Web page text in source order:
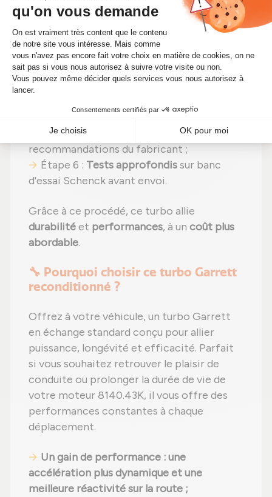
vérification complète ;
pour
éliminer toute impureté ;
Étape 3 :Contrôle détailléde chaque
composant ;
Remplacement des pièces
Réassemblage
avec des
réglages effectués selon les
recommandations du fabricant ;
Étape 6 : Tests approfondissur banc
d'essai Schenck avant envoi.
Grâce à ce procédé, ce turbo allie
durabilitéet performances, à un coût plus
abordable.
🔧 Pourquoi choisir ce turbo Garrett
reconditionné ?
Offrez à votre véhicule, un turbo Garrett
en échange standard conçu pour allier
puissance, longévité et efficacité. Parfait
si vous souhaitez retrouver le plaisir de
conduite ou prolonger la durée de vie de
votre moteur 8140.43K, il vous offre des
performances constantes à chaque
déplacement.
Un gain de performance : une
accélération plus dynamique et une
meilleure réactivité sur la route ;